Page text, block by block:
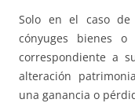
Solo en el caso
cónyuges bienes
correspondiente a
alteración
una ganancia o